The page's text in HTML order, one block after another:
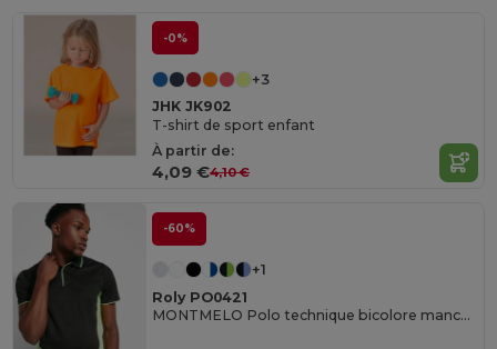
-0%
+3
JHK JK902
T-shirt de sport enfant
À partir de:
4,09 €4,10 €
-60%
+1
Roly PO0421
MONTMELO Polo technique bicolore manches courtes